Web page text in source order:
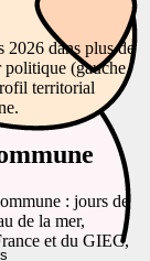
2026 dans plus de
politique (gauche,
territorial
: jours de
de la mer,
et du GIEC,